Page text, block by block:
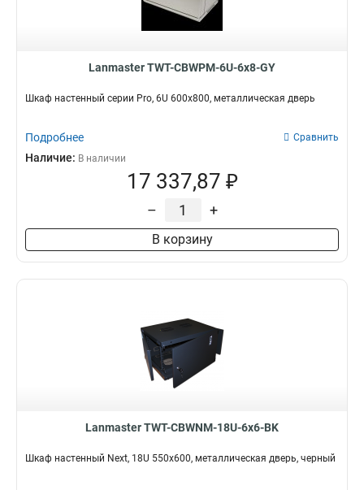
Lanmaster TWT-CBWPM-6U-6x8-GY
Шкаф настенный серии Pro, 6U 600x800, металлическая дверь
Подробнее Сравнить
Наличие: В наличии
17 337,87 ₽
– +
В корзину
Lanmaster TWT-CBWNM-18U-6x6-BK
Шкаф настенный Next, 18U 550x600, металлическая дверь, черный